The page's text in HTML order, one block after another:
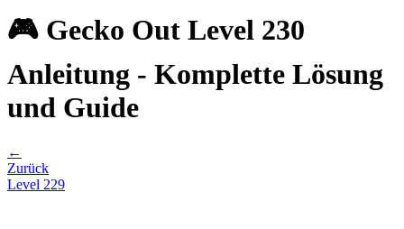
🎮 Gecko Out Level 230
Anleitung - Komplette Lösung
und Guide
←
Zurück
Level 229